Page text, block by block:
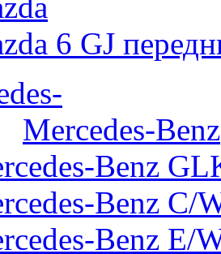
6 GJ
Mercedes-Benz
Benz
Benz C/
Benz E/